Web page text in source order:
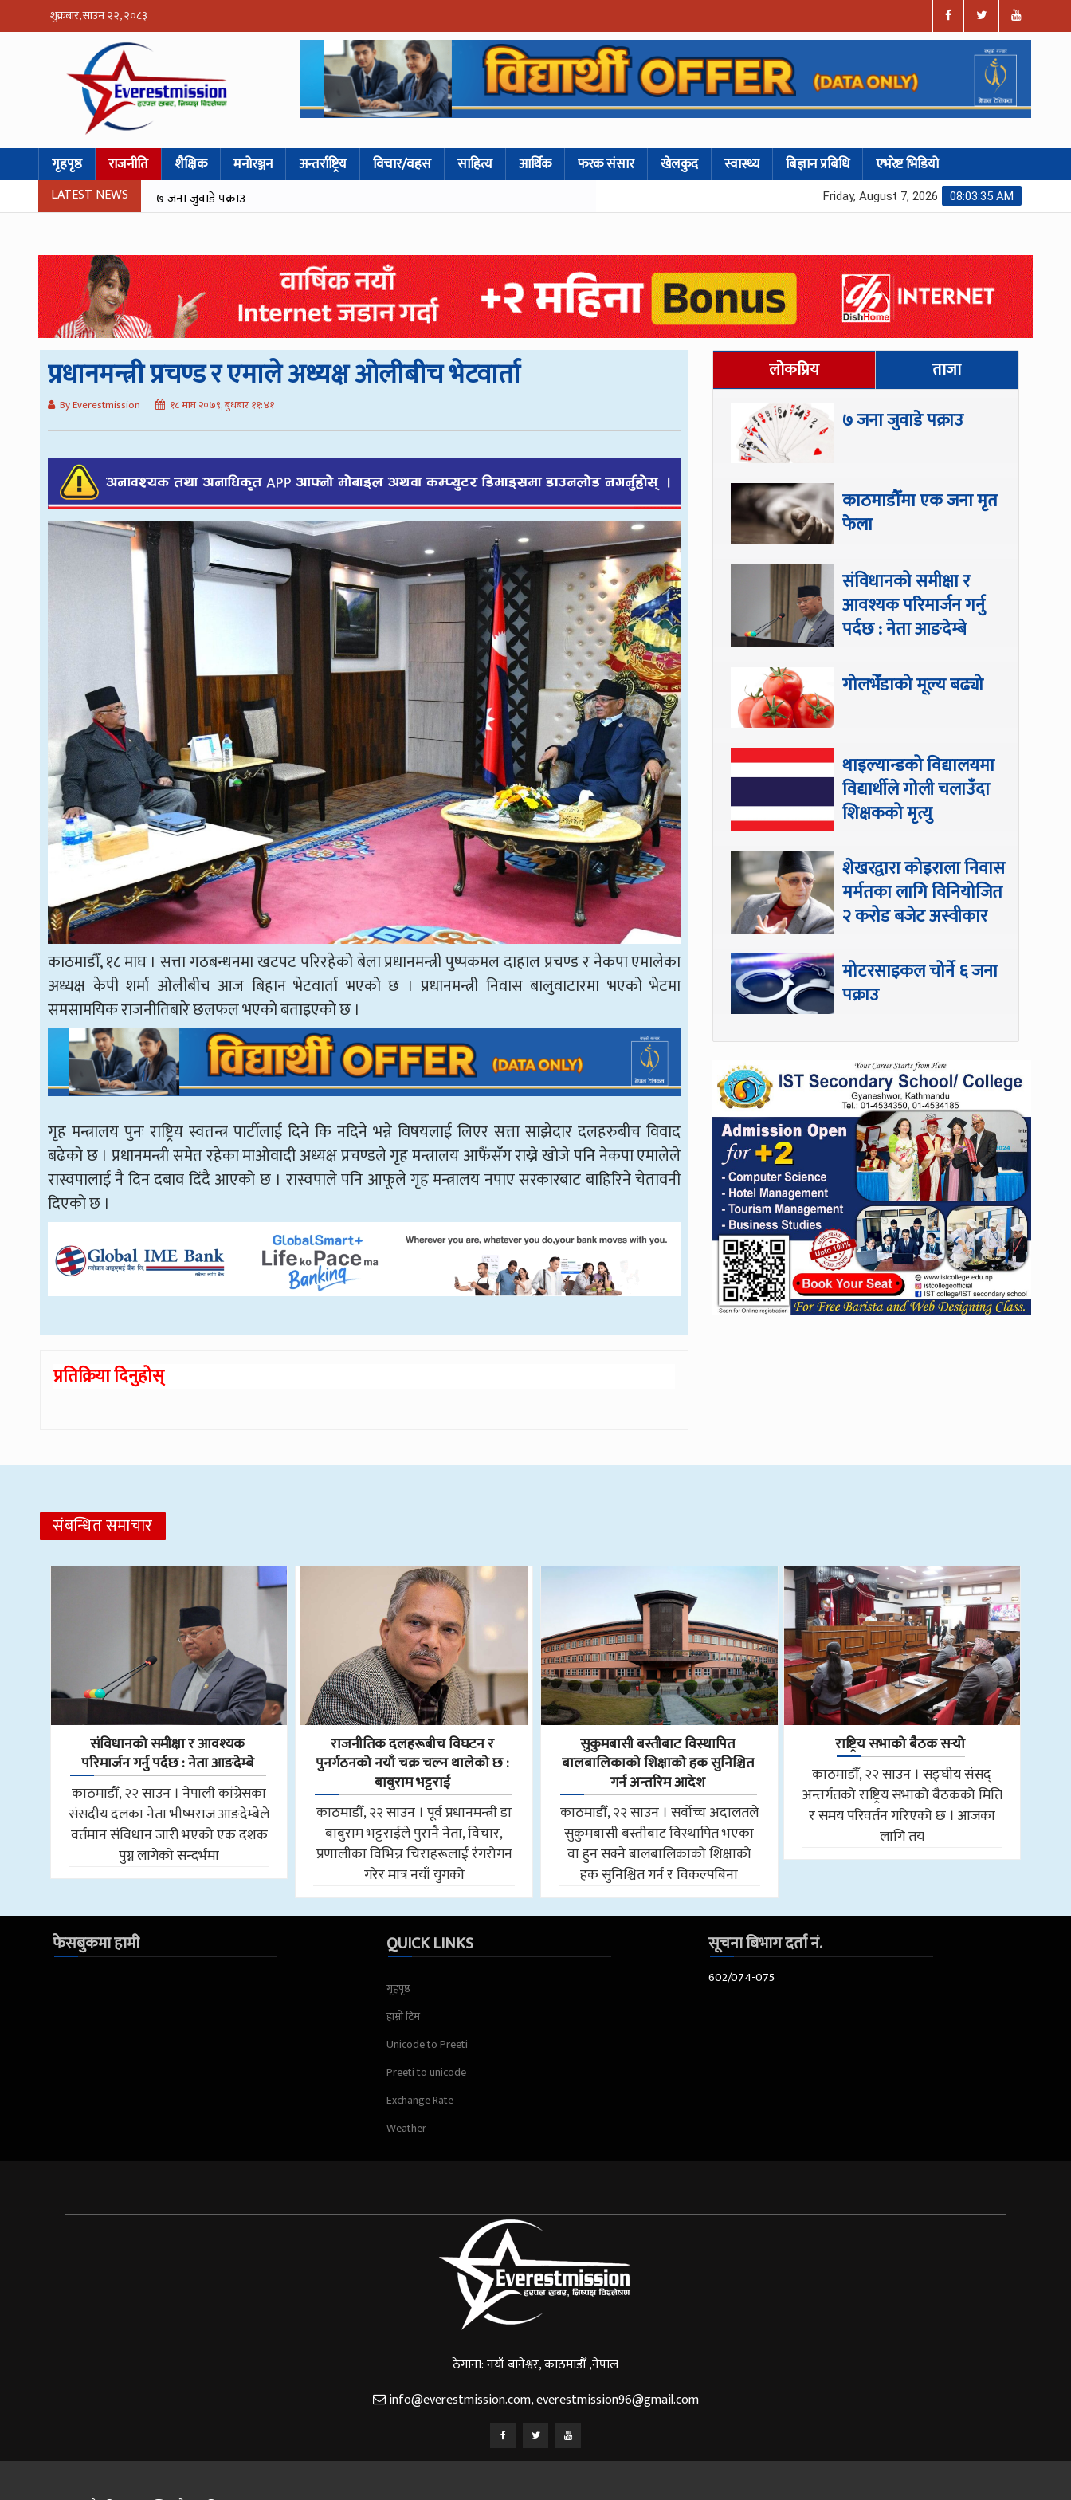
शुक्रबार, साउन २२, २०८३
गृहपृष्ठ राजनीति शैक्षिक मनोरञ्जन अन्तर्राष्ट्रिय विचार/वहस साहित्य आर्थिक फरक संसार खेलकुद स्वास्थ्य बिज्ञान प्रबिधि एभरेष्ट भिडियो
LATEST NEWS ७ जना जुवाडे पक्राउ 08:03:36 AM
Friday, August 7, 2026
प्रधानमन्त्री प्रचण्ड र एमाले अध्यक्ष ओलीबीच भेटवार्ता
By Everestmission १८ माघ २०७९, बुधबार ११:४१
काठमाडौँ, १८ माघ । सत्ता गठबन्धनमा खटपट परिरहेको बेला प्रधानमन्त्री पुष्पकमल दाहाल प्रचण्ड र नेकपा एमालेका
अध्यक्ष केपी शर्मा ओलीबीच आज बिहान भेटवार्ता भएको छ । प्रधानमन्त्री निवास बालुवाटारमा भएको भेटमा
समसामयिक राजनीतिबारे छलफल भएको बताइएको छ ।
गृह मन्त्रालय पुनः राष्ट्रिय स्वतन्त्र पार्टीलाई दिने कि नदिने भन्ने विषयलाई लिएर सत्ता साझेदार दलहरुबीच विवाद
बढेको छ । प्रधानमन्त्री समेत रहेका माओवादी अध्यक्ष प्रचण्डले गृह मन्त्रालय आफैंसँग राख्ने खोजे पनि नेकपा एमालेले
रास्वपालाई नै दिन दबाव दिंदै आएको छ । रास्वपाले पनि आफूले गृह मन्त्रालय नपाए सरकारबाट बाहिरिने चेतावनी
दिएको छ ।
प्रतिक्रिया दिनुहोस्
लोकप्रिय ताजा
७ जना जुवाडे पक्राउ
काठमाडौँमा एक जना मृत
फेला
संविधानको समीक्षा र
आवश्यक परिमार्जन गर्नु
पर्दछ : नेता आङदेम्बे
गोलभेँडाको मूल्य बढ्यो
थाइल्यान्डको विद्यालयमा
विद्यार्थीले गोली चलाउँदा
शिक्षकको मृत्यु
शेखरद्वारा कोइराला निवास
मर्मतका लागि विनियोजित
२ करोड बजेट अस्वीकार
मोटरसाइकल चोर्ने ६ जना
पक्राउ
संबन्धित समाचार
संविधानको समीक्षा र आवश्यक
परिमार्जन गर्नु पर्दछ : नेता आङदेम्बे
काठमाडौँ, २२ साउन । नेपाली कांग्रेसका
संसदीय दलका नेता भीष्मराज आङदेम्बेले
वर्तमान संविधान जारी भएको एक दशक
पुग्न लागेको सन्दर्भमा
राजनीतिक दलहरूबीच विघटन र
पुनर्गठनको नयाँ चक्र चल्न थालेको छ :
बाबुराम भट्टराई
काठमाडौँ, २२ साउन । पूर्व प्रधानमन्त्री डा
बाबुराम भट्टराईले पुरानै नेता, विचार,
प्रणालीका विभिन्न चिराहरूलाई रंगरोगन
गरेर मात्र नयाँ युगको
सुकुमबासी बस्तीबाट विस्थापित
बालबालिकाको शिक्षाको हक सुनिश्चित
गर्न अन्तरिम आदेश
काठमाडौँ, २२ साउन । सर्वोच्च अदालतले
सुकुमबासी बस्तीबाट विस्थापित भएका
वा हुन सक्ने बालबालिकाको शिक्षाको
हक सुनिश्चित गर्न र विकल्पबिना
राष्ट्रिय सभाको बैठक सर्‍यो
काठमाडौँ, २२ साउन । सङ्घीय संसद्
अन्तर्गतको राष्ट्रिय सभाको बैठकको मिति
र समय परिवर्तन गरिएको छ । आजका
लागि तय
फेसबुकमा हामी QUICK LINKS
गृहपृष्ठ
हाम्रो टिम
Unicode to Preeti
Preeti to unicode
Exchange Rate
Weather
सूचना बिभाग दर्ता नं.
602/074-075
ठेगाना: नयाँ बानेश्वर, काठमाडौँ ,नेपाल
info@everestmission.com,everestmission96@gmail.com